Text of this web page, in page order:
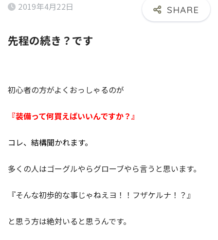
2019年4月22日
先程の続き？です
初心者の方がよくおっしゃるのが
『装備って何買えばいいんですか？』
コレ、結構聞かれます。
多くの人はゴーグルやらグローブやら言うと思います。
『そんな初歩的な事じゃねえヨ！！フザケルナ！？』
と思う方は絶対いると思うんです。